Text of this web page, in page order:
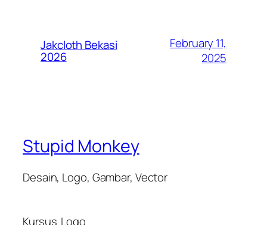
Jakcloth Bekasi
2026
February 11,
2025
Stupid Monkey
Desain, Logo, Gambar, Vector
Kursus Logo